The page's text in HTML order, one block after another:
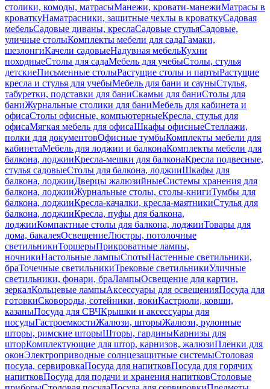
столики, комоды, матрасыМанежи, кровати-манежиМатрасы в
кроваткуНаматрасники, защитные чехлы в кроваткуСадовая
мебельСадовые диваны, креслаСадовые стульяСадовые,
уличные столыКомплекты мебели для садаГамаки,
шезлонгиКачели садовыеНадувная мебельКухни
походныеСтолы для садаМебель для учебыСтолы, стулья
детскиеПисьменные столыРастущие столы и партыРастущие
кресла и стулья для учебыМебель для бани и сауныСтулья,
табуретки, подставки для баниСкамьи для баниСтолы для
баниЖурнальные столики для баниМебель для кабинета и
офисаСтолы офисные, компьютерныеКресла, стулья для
офисаМягкая мебель для офисаШкафы офисныеСтеллажи,
полки для документовОфисные тумбыКомплекты мебели для
кабинетаМебель для лоджии и балконаКомплекты мебели для
балкона, лоджииКресла-мешки для балконаКресла подвесные,
стулья садовыеСтолы для балкона, лоджииШкафы для
балкона, лоджииДверцы жалюзийныеСистемы хранения для
балкона, лоджииЖурнальные столы, столы-книгиТумбы для
балкона, лоджииКресла-качалки, кресла-маятникиСтулья для
балкона, лоджииКресла, пуфы для балкона,
лоджииКомпактные столы для балкона, лоджииТовары для
дома, бакалеяОсвещениеЛюстры, потолочные
светильникиТоршерыПрикроватные лампы,
ночникиНастольные лампыСпотыНастенные светильники,
браТочечные светильникиТрековые светильникиУличные
светильники, фонари, браЛампыОсвещение для картин,
зеркалКольцевые лампыАксессуары для освещенияПосуда для
готовкиСковороды, сотейники, вокиКастрюли, ковши,
казаныПосуда для СВЧКрышки и аксессуары для
посудыГастроемкостиЖалюзи, шторыЖалюзи, рулонные
шторы, римские шторыШторы, гардиныКарнизы для
шторКомплектующие для штор, карнизов, жалюзиПленки для
оконЭлектроприводные солнцезащитные системыСтоловая
посуда, сервировкаПосуда для напитковПосуда для горячих
напитковПосуда для подачи и хранения напитковСтоловые